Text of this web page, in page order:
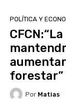
POLÍTICA Y
forestar”
Por Matias